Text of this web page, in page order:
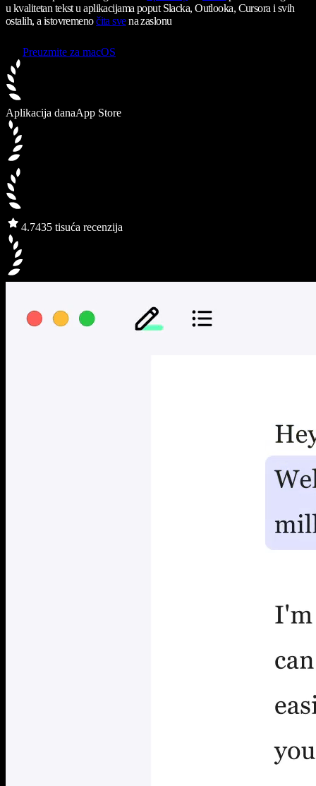
u kvalitetan tekst u aplikacijama poput Slacka, Outlooka, Cursora i svih
ostalih, a istovremenočita svena zaslonu
Preuzmite za macOS
Aplikacija danaApp Store
4.7435 tisuća recenzija